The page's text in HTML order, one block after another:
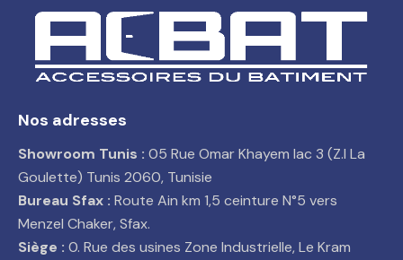
Nos adresses
Showroom Tunis : 05 Rue Omar Khayem lac 3 (Z.I La
Goulette) Tunis 2060, Tunisie
Bureau Sfax : Route Ain km 1,5 ceinture N°5 vers
Menzel Chaker, Sfax.
Siège : 0. Rue des usines Zone Industrielle, Le Kram